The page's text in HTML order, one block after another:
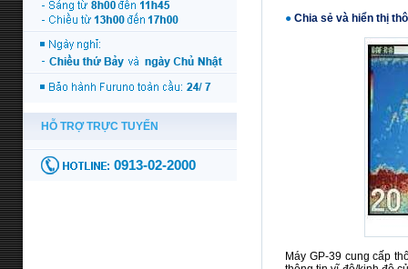
● Chia sẻ và hiển thị
Máy GP-39 cung cấp